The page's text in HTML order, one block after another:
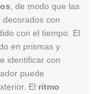
, de modo que las
con
con el tiempo. El
en prismas y
identificar con
puede
El ritmo